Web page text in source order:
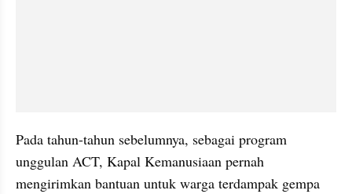
Pada tahun-tahun sebelumnya, sebagai program
unggulan ACT, Kapal Kemanusiaan pernah
mengirimkan bantuan untuk warga terdampak gempa